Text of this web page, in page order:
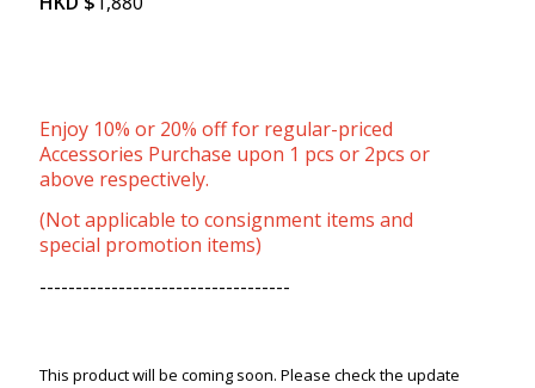
Enjoy 10% or 20% off for regular-priced
Accessories Purchase upon 1 pcs or 2pcs or
above respectively.
(Not applicable to consignment items and
special promotion items)
-----------------------------------
This product will be coming soon. Please check the update